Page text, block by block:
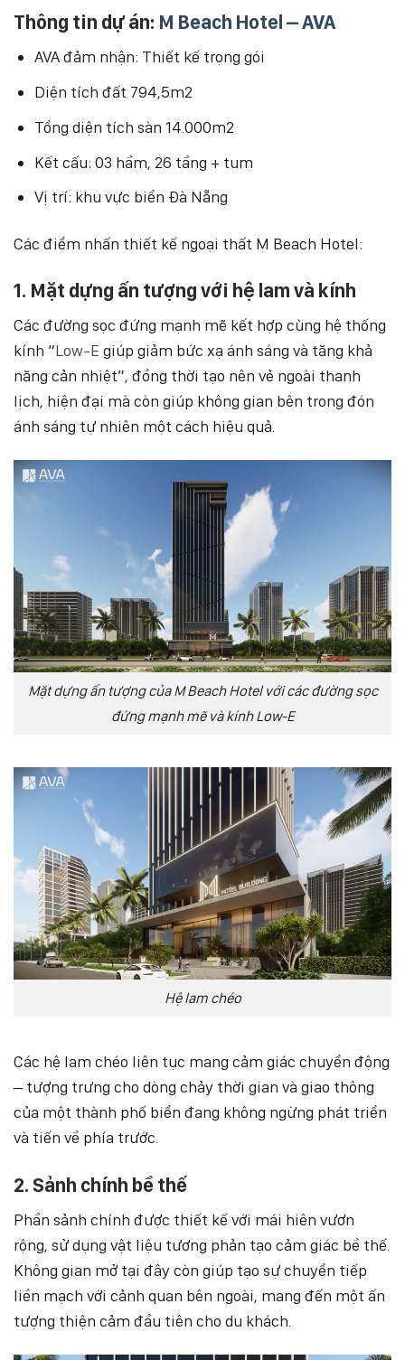
Thông tin dự án: M Beach Hotel – AVA
AVA đảm nhận: Thiết kế trọng gói
Diện tích đất 794,5m2
Tổng diện tích sàn 14.000m2
Kết cấu: 03 hầm, 26 tầng + tum
Vị trí: khu vực biển Đà Nẵng
Các điểm nhấn thiết kế ngoại thất M Beach Hotel:
1. Mặt dựng ấn tượng với hệ lam và kính
Các đường sọc đứng mạnh mẽ kết hợp cùng hệ thống
kính “Low-E giúp giảm bức xạ ánh sáng và tăng khả
năng cản nhiệt”, đồng thời tạo nên vẻ ngoài thanh
lịch, hiện đại mà còn giúp không gian bên trong đón
ánh sáng tự nhiên một cách hiệu quả.
Mặt dựng ấn tượng của M Beach Hotel với các đường sọc
đứng mạnh mẽ và kính Low-E
Hệ lam chéo
Các hệ lam chéo liên tục mang cảm giác chuyển động
– tượng trưng cho dòng chảy thời gian và giao thông
của một thành phố biển đang không ngừng phát triển
và tiến về phía trước.
2. Sảnh chính bề thế
Phần sảnh chính được thiết kế với mái hiên vươn
rộng, sử dụng vật liệu tương phản tạo cảm giác bề thế.
Không gian mở tại đây còn giúp tạo sự chuyển tiếp
liền mạch với cảnh quan bên ngoài, mang đến một ấn
tượng thiện cảm đầu tiên cho du khách.